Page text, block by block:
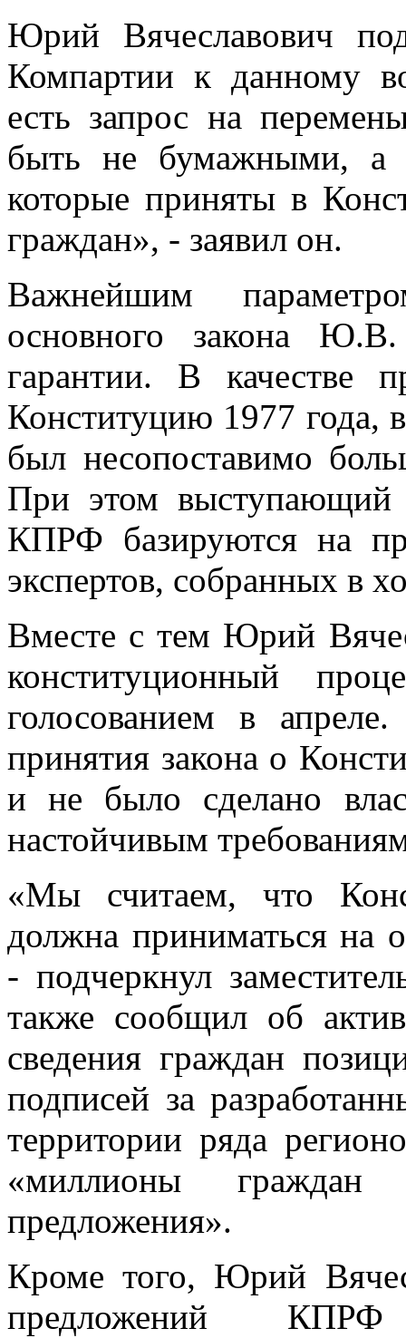
Юрий Вячеславович
Компартии к данному
есть запрос на
быть не бумажными, а
которые приняты в
граждан», - заявил он.
Важнейшим
основного закона
гарантии. В качестве
Конституцию 1977 года,
был несопоставимо
При этом выступающий
КПРФ базируются на
экспертов, собранных в
Вместе с тем Юрий
конституционный
голосованием в
принятия закона о
и не было сделано
настойчивым
«Мы считаем, что
должна приниматься на
- подчеркнул
также сообщил об
сведения граждан
подписей за
территории ряда
«миллионы граждан
предложения».
Кроме того, Юрий
предложений